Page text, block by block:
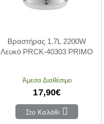
Βραστήρας 1.7L 2200W
Λευκό PRCK-40303 PRIMO
Άμεσα Διαθέσιμο
17,90€
Στο Καλάθι